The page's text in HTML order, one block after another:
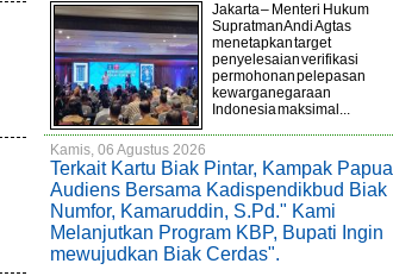
Jakarta – Menteri Hukum
Supratman Andi Agtas
menetapkan target
penyelesaian verifikasi
permohonan pelepasan
kewarganegaraan
Indonesia maksimal...
Kamis, 06 Agustus 2026
Terkait Kartu Biak Pintar, Kampak Papua
Audiens Bersama Kadispendikbud Biak
Numfor, Kamaruddin, S.Pd." Kami
Melanjutkan Program KBP, Bupati Ingin
mewujudkan Biak Cerdas".